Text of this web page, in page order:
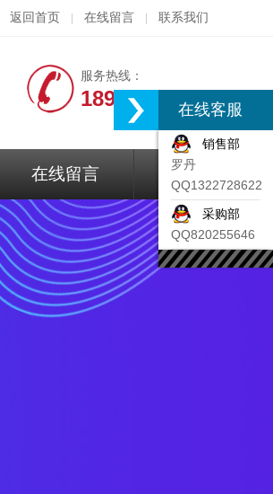
返回首页 在线留言 联系我们
服务热线：
18917074297
在线留言 联系我们
在线客服
销售部
罗丹
QQ1322728622
采购部
QQ820255646